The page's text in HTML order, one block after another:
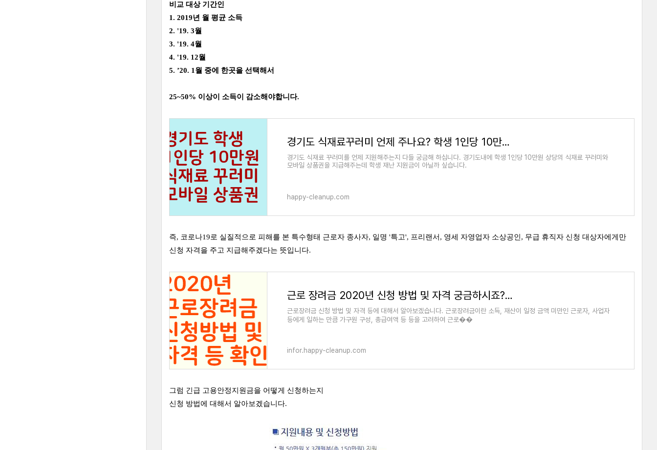
비교 대상 기간인
1. 2019년 월 평균 소득
2. '19. 3월
3. '19. 4월
4. '19. 12월
5. ’20. 1월 중에 한곳을 선택해서
25~50% 이상이 소득이 감소해야합니다.
경기도 식재료꾸러미 언제 주나요? 학생 1인당 10만원 재난 지원금
경기도 식재료 꾸러미를 언제 지원해주는지 다들 궁금해 하십니다. 경기도내에 학생 1인당 10만원 상당의 식재료 꾸러미와
모바일 상품권을 지급해주는데 학생 재난 지원금이 아닐까 싶습니다.
happy-cleanup.com
즉, 코로나19로 실질적으로 피해를 본 특수형태 근로자 종사자, 일명 '특고', 프리랜서, 영세 자영업자 소상공인, 무급 휴직자 신청 대상자에게만
신청 자격을 주고 지급해주겠다는 뜻입니다.
근로 장려금 2020년 신청 방법 및 자격 궁금하시죠? 확인하세요
근로장려금 신청 방법 및 자격 등에 대해서 알아보겠습니다. 근로장려금이란 소득, 재산이 일정 금액 미만인 근로자, 사업자
등에게 일하는 만큼 가구원 구성, 총급여액 등 등을 고려하여 근로��
infor.happy-cleanup.com
그럼 긴급 고용안정지원금을 어떻게 신청하는지
신청 방법에 대해서 알아보겠습니다.